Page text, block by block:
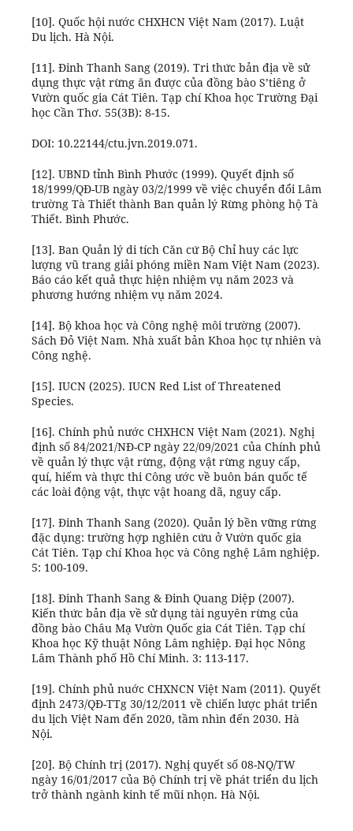
[10]. Quốc hội nước CHXHCN Việt Nam (2017). Luật
Du lịch. Hà Nội.
[11]. Đinh Thanh Sang (2019). Tri thức bản địa về sử
dụng thực vật rừng ăn được của đồng bào S’tiêng ở
Vườn quốc gia Cát Tiên. Tạp chí Khoa học Trường Đại
học Cần Thơ. 55(3B): 8-15.
DOI: 10.22144/ctu.jvn.2019.071.
[12]. UBND tỉnh Bình Phước (1999). Quyết định số
18/1999/QĐ-UB ngày 03/2/1999 về việc chuyển đổi Lâm
trường Tà Thiết thành Ban quản lý Rừng phòng hộ Tà
Thiết. Bình Phước.
[13]. Ban Quản lý di tích Căn cứ Bộ Chỉ huy các lực
lượng vũ trang giải phóng miền Nam Việt Nam (2023).
Báo cáo kết quả thực hiện nhiệm vụ năm 2023 và
phương hướng nhiệm vụ năm 2024.
[14]. Bộ khoa học và Công nghệ môi trường (2007).
Sách Đỏ Việt Nam. Nhà xuất bản Khoa học tự nhiên và
Công nghệ.
[15]. IUCN (2025). IUCN Red List of Threatened
Species.
[16]. Chính phủ nước CHXHCN Việt Nam (2021). Nghị
định số 84/2021/NĐ-CP ngày 22/09/2021 của Chính phủ
về quản lý thực vật rừng, động vật rừng nguy cấp,
quí, hiếm và thực thi Công ước về buôn bán quốc tế
các loài động vật, thực vật hoang dã, nguy cấp.
[17]. Đinh Thanh Sang (2020). Quản lý bền vững rừng
đặc dụng: trường hợp nghiên cứu ở Vườn quốc gia
Cát Tiên. Tạp chí Khoa học và Công nghệ Lâm nghiệp.
5: 100-109.
[18]. Đinh Thanh Sang & Đinh Quang Diệp (2007).
Kiến thức bản địa về sử dụng tài nguyên rừng của
đồng bào Châu Mạ Vườn Quốc gia Cát Tiên. Tạp chí
Khoa học Kỹ thuật Nông Lâm nghiệp. Đại học Nông
Lâm Thành phố Hồ Chí Minh. 3: 113-117.
[19]. Chính phủ nuớc CHXNCN Việt Nam (2011). Quyết
định 2473/QĐ-TTg 30/12/2011 về chiến lược phát triển
du lịch Việt Nam đến 2020, tầm nhìn đến 2030. Hà
Nội.
[20]. Bộ Chính trị (2017). Nghị quyết số 08-NQ/TW
ngày 16/01/2017 của Bộ Chính trị về phát triển du lịch
trở thành ngành kinh tế mũi nhọn. Hà Nội.